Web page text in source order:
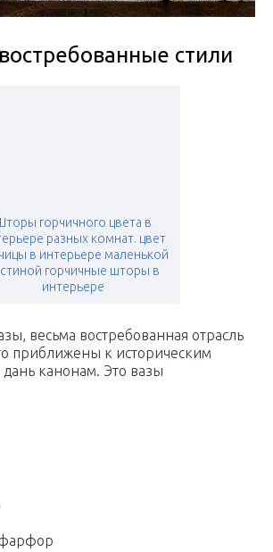
стили
горчичного цвета в
разных комнат. цвет
в интерьере маленькой
горчичные шторы в
интерьере
весьма востребованная отрасль
приближены к историческим
дань канонам. Это вазы